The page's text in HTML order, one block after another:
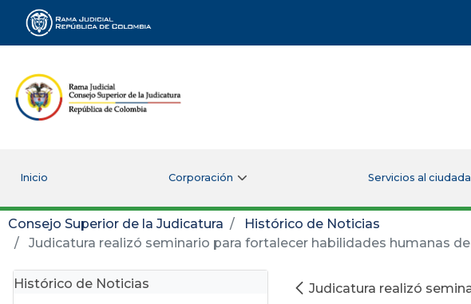
Rama Judicial
Inicio Corporación Servicios al
Consejo Superior de la Judicatura
Histórico de Noticias
Judicatura realizó seminario para fortalecer habilidades humanas
Histórico de Noticias Judicatura realizó